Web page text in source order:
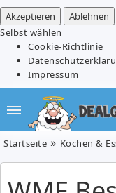
Akzeptieren
Ablehnen
Selbst wählen
Cookie-Richtlinie
Impressum
Startseite Kochen &